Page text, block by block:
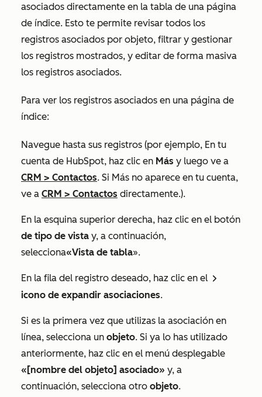
asociados directamente en la tabla de una página
de índice. Esto te permite revisar todos los
registros asociados por objeto, filtrar y gestionar
los registros mostrados, y editar de forma masiva
los registros asociados.
Para ver los registros asociados en una página de
índice:
Navegue hasta sus registros (por ejemplo, En tu
cuenta de HubSpot, haz clic en Más y luego ve a
CRM > Contactos. Si Más no aparece en tu cuenta,
ve a CRM > Contactos directamente.).
En la esquina superior derecha, haz clic en el botón
de tipo de vista y, a continuación,
selecciona«Vista de tabla».
En la fila del registro deseado, haz clic en el rightCaret
icono de expandir asociaciones.
Si es la primera vez que utilizas la asociación en
línea, selecciona un objeto. Si ya lo has utilizado
anteriormente, haz clic en el menú desplegable
«[nombre del objeto] asociado» y, a
continuación, selecciona otro objeto.